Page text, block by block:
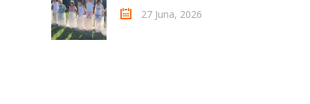
-- Obavještenja za roditelje
Projekti
27 Juna, 2026